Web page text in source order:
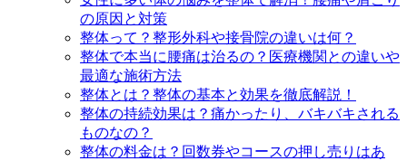
の原因と対策
整体って？整形外科や接骨院の違いは何？
整体で本当に腰痛は治るの？医療機関との違いや
最適な施術方法
整体とは？整体の基本と効果を徹底解説！
整体の持続効果は？痛かったり、バキバキされる
ものなの？
整体の料金は？回数券やコースの押し売りはあ